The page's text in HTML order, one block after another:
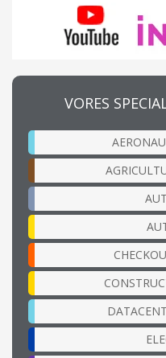
VORES